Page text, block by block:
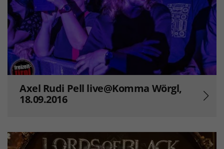
Axel Rudi Pell live@Komma Wörgl,
18.09.2016